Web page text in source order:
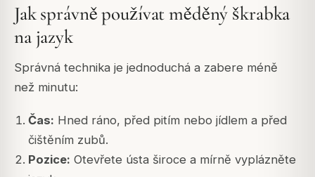
Jak správně používat měděný škrabka
na jazyk
Správná technika je jednoduchá a zabere méně
než minutu:
Čas: Hned ráno, před pitím nebo jídlem a před
čištěním zubů.
Pozice: Otevřete ústa široce a mírně vyplázněte